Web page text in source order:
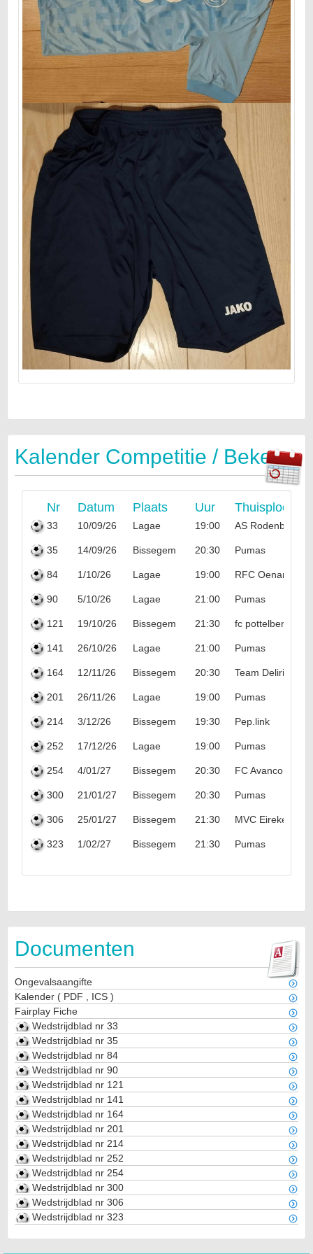
Kalender Competitie / Beker
Nr Datum Plaats Uur Thuisploeg
33 10/09/26 Lagae 19:00 AS Rodenburg
35 14/09/26 Bissegem 20:30 Pumas
84 1/10/26 Lagae 19:00 RFC Oenanthe
90 5/10/26 Lagae 21:00 Pumas
121 19/10/26 Bissegem 21:30 fc pottelberg
141 26/10/26 Lagae 21:00 Pumas
164 12/11/26 Bissegem 20:30 Team Delirium
201 26/11/26 Lagae 19:00 Pumas
214 3/12/26 Bissegem 19:30 Pep.link
252 17/12/26 Lagae 19:00 Pumas
254 4/01/27 Bissegem 20:30 FC Avanco
300 21/01/27 Bissegem 20:30 Pumas
306 25/01/27 Bissegem 21:30 MVC Eirekedeirie
323 1/02/27 Bissegem 21:30 Pumas
Documenten
Ongevalsaangifte
Kalender ( PDF ICS )
Fairplay Fiche
Wedstrijdblad nr 33
Wedstrijdblad nr 35
Wedstrijdblad nr 84
Wedstrijdblad nr 90
Wedstrijdblad nr 121
Wedstrijdblad nr 141
Wedstrijdblad nr 164
Wedstrijdblad nr 201
Wedstrijdblad nr 214
Wedstrijdblad nr 252
Wedstrijdblad nr 254
Wedstrijdblad nr 300
Wedstrijdblad nr 306
Wedstrijdblad nr 323